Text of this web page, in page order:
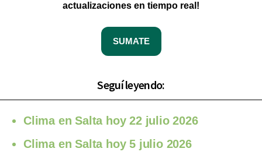
actualizaciones en tiempo real!
SUMATE
Seguí leyendo:
Clima en Salta hoy 22 julio 2026
Clima en Salta hoy 5 julio 2026